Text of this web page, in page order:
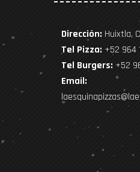
Dirección: Huixtla,
Tel Pizza: +52 964
Tel Burgers: +52
Email: